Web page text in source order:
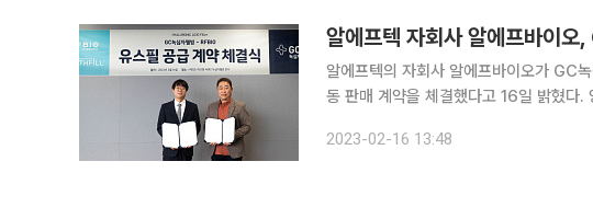
알에프텍의 자회사 알에프바이오가 GC
동 판매 계약을 체결했다고 16일 밝혔다. 양사는 이번 계약을 기점으로 알에프바이오가 자체 개발한
는 GC녹십자웰빙과의 시너지를 극대화해
2023-02-16 13:48